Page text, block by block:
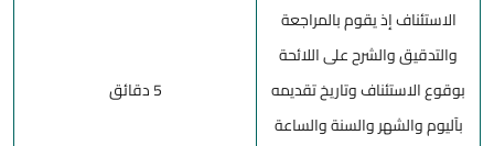
الاستئناف إذ يقوم بالمراجعة
والتدقيق والشرح على اللائحة
بوقوع الاستئناف وتاريخ تقديمه
بآليوم والشهر والسنة والساعة
5 دقائق